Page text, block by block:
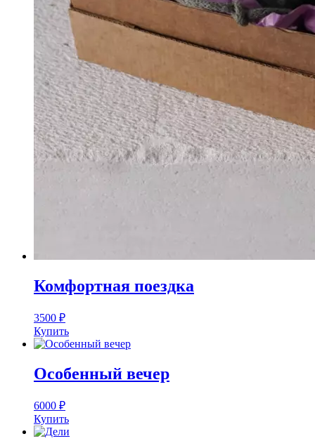
Комфортная поездка
3500 ₽
Купить
Особенный вечер
6000 ₽
Купить